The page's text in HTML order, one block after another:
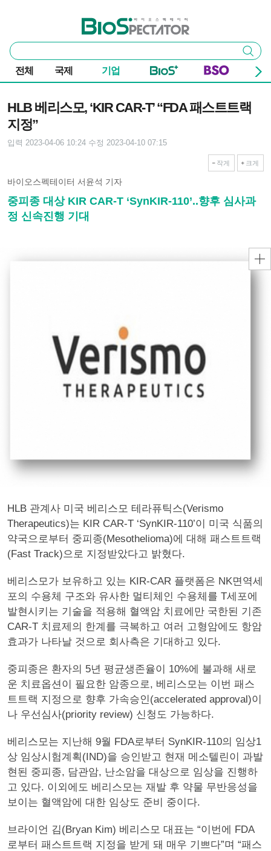
바이오스펙테이터
통
합
검
색
검색
전체 국제 기업
HLB 베리스모, ‘KIR CAR-T’ “FDA 패스트트랙
지정”
입력 2023-04-06 10:24 수정 2023-04-10 07:15
작게 크게
바이오스펙테이터 서윤석 기자
중피종 대상 KIR CAR-T ‘SynKIR-110’..향후 심사과
정 신속진행 기대
HLB 관계사 미국 베리스모 테라퓨틱스(Verismo
Therapeutics)는 KIR CAR-T ‘SynKIR-110’이 미국 식품의
약국으로부터 중피종(Mesothelioma)에 대해 패스트트랙
(Fast Track)으로 지정받았다고 밝혔다.
베리스모가 보유하고 있는 KIR-CAR 플랫폼은 NK면역세
포의 수용체 구조와 유사한 멀티체인 수용체를 T세포에
발현시키는 기술을 적용해 혈액암 치료에만 국한된 기존
CAR-T 치료제의 한계를 극복하고 여러 고형암에도 항암
효과가 나타날 것으로 회사측은 기대하고 있다.
중피종은 환자의 5년 평균생존율이 10%에 불과해 새로
운 치료옵션이 필요한 암종으로, 베리스모는 이번 패스
트트랙 지정으로 향후 가속승인(accelerated approval)이
나 우선심사(priority review) 신청도 가능하다.
베리스모는 지난해 9월 FDA로부터 SynKIR-110의 임상1
상 임상시험계획(IND)을 승인받고 현재 메소텔린이 과발
현된 중피종, 담관암, 난소암을 대상으로 임상을 진행하
고 있다. 이외에도 베리스모는 재발 후 약물 무반응성을
보이는 혈액암에 대한 임상도 준비 중이다.
브라이언 김(Bryan Kim) 베리스모 대표는 “이번에 FDA
로부터 패스트트랙 지정을 받게 돼 매우 기쁘다”며 “패스